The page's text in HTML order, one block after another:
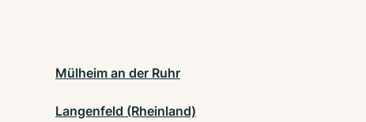
Mülheim an der Ruhr
Langenfeld (Rheinland)